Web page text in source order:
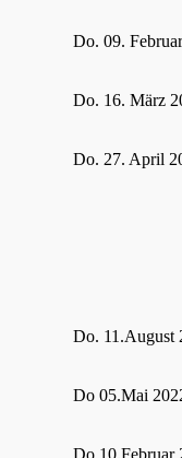
Do. 09.
Do. 16. März
Do. 27. April
Do. 11.August
Do 05.Mai